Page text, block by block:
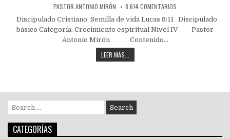
PASTOR ANTONIO MIRÓN 8.614 COMENTARIOS
Discipulado Cristiano Semilla de vida Lucas 8:11 Discipulado
básico Categoría: Crecimiento espiritual Nivel IV Pastor
Antonio Mirón Contenido…
LEER MÁS...
CATEGORÍAS